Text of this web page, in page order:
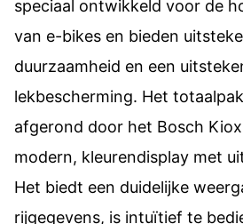
speciaal ontwikkeld voor de
van e-bikes en bieden
duurzaamheid en een
lekbescherming. Het
afgerond door het Bosch
modern, kleurendisplay met
Het biedt een duidelijke
rijgegevens, is intuïtief te